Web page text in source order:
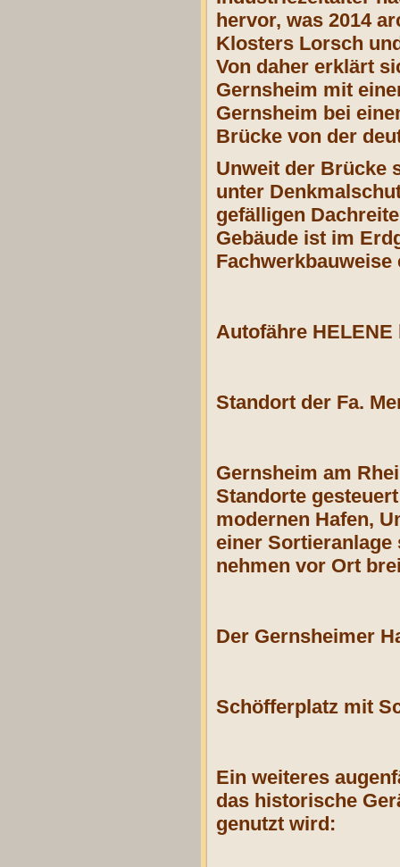
hervor, was 2014
Klosters Lorsch
Von daher erklärt
Gernsheim mit
Gernsheim bei
Brücke von der
Unweit der Brücke
unter
gefälligen
Gebäude ist im
Autofähre
Standort der Fa.
Gernsheim am
Standorte
modernen Hafen,
einer
nehmen vor Ort
Der Gernsheimer
Schöfferplatz mit
Ein weiteres
das historische
genutzt wird: